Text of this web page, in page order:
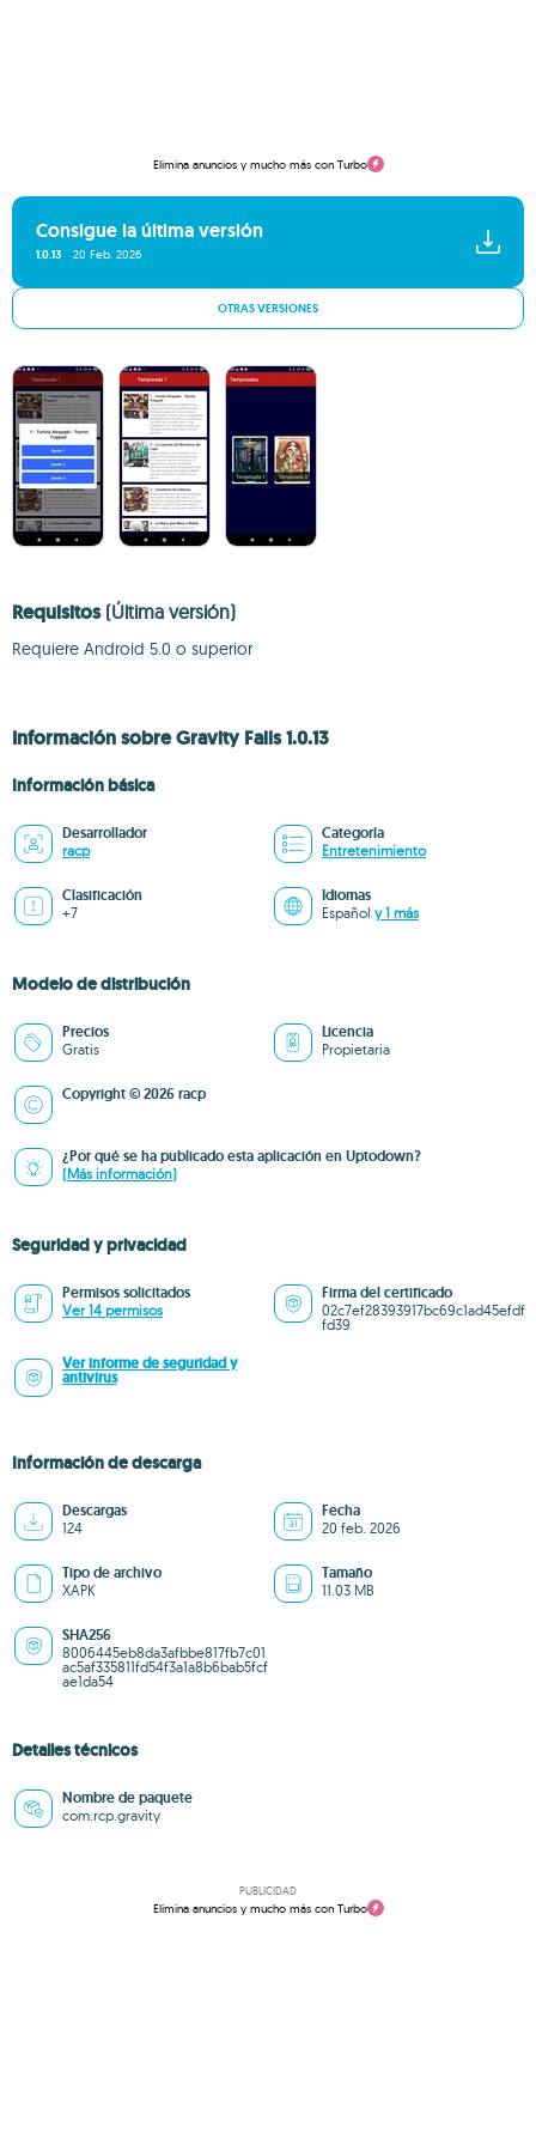
Elimina anuncios y mucho más con Turbo
Consigue la última versión
1.0.13 20 Feb. 2026
OTRAS VERSIONES
Requisitos (Última versión)
Requiere Android 5.0 o superior
Información sobre Gravity Falls 1.0.13
Información básica
Desarrollador
racp
Categoría
Entretenimiento
Clasificación
+7
Idiomas
Español y 1 más
Modelo de distribución
Precios
Gratis
Licencia
Propietaria
Copyright © 2026 racp
¿Por qué se ha publicado esta aplicación en Uptodown?
(Más información)
Seguridad y privacidad
Permisos solicitados
Ver 14 permisos
Firma del certificado
02c7ef28393917bc69c1ad45efdf
fd39
Ver informe de seguridad y
antivirus
Información de descarga
Descargas
124
Fecha
20 feb. 2026
Tipo de archivo
XAPK
Tamaño
11.03 MB
SHA256
8006445eb8da3afbbe817fb7c01
ac5af335811fd54f3a1a8b6bab5fcf
ae1da54
Detalles técnicos
Nombre de paquete
com.rcp.gravity
PUBLICIDAD
Elimina anuncios y mucho más con Turbo